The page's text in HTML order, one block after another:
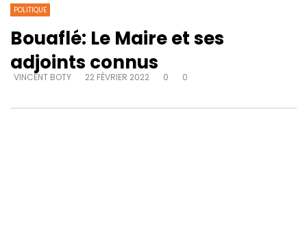
POLITIQUE
Bouaflé: Le Maire et ses
adjoints connus
VINCENT BOTY 22 FÉVRIER 2022 0 0